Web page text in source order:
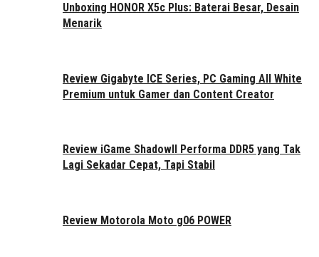
Unboxing HONOR X5c Plus: Baterai Besar, Desain
Menarik
Review Gigabyte ICE Series, PC Gaming All White
Premium untuk Gamer dan Content Creator
Review iGame ShadowII Performa DDR5 yang Tak
Lagi Sekadar Cepat, Tapi Stabil
Review Motorola Moto g06 POWER